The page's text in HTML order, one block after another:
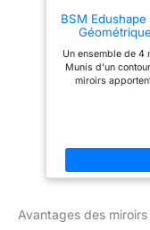
avant utilisation.
qu'il n'y a pas d'adhésif
du miroir Utilisation
toilettage ou la
intérieure, le miroir
est polyvalent ; vous
bricolage, activités
BSM
Triangle,
Conscience
Un ensemble de 4
Munis d'un
miroirs
Avantages des